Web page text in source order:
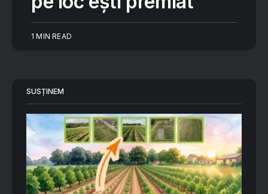
1 MIN READ
SUSȚINEM